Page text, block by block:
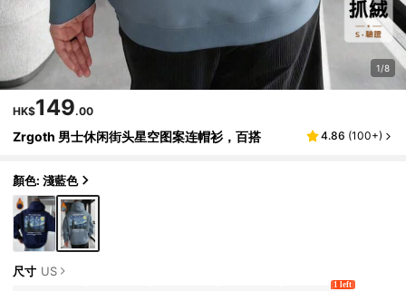
1/8
HK$149.00
Zrgoth 男士休闲街头星空图案连帽衫，百搭 4.86 (100+)
顏色: 淺藍色
尺寸 US
1 left